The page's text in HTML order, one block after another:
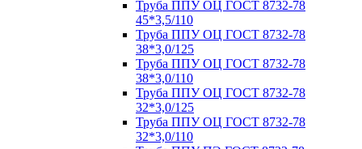
Труба ППУ ОЦ ГОСТ 8732-78
45*3,5/110
Труба ППУ ОЦ ГОСТ 8732-78
38*3,0/125
Труба ППУ ОЦ ГОСТ 8732-78
38*3,0/110
Труба ППУ ОЦ ГОСТ 8732-78
32*3,0/125
Труба ППУ ОЦ ГОСТ 8732-78
32*3,0/110